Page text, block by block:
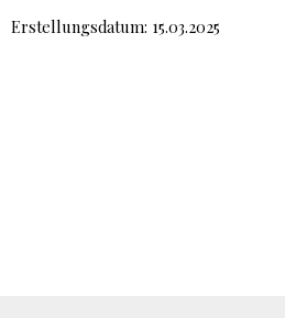
Erstellungsdatum: 15.03.2025